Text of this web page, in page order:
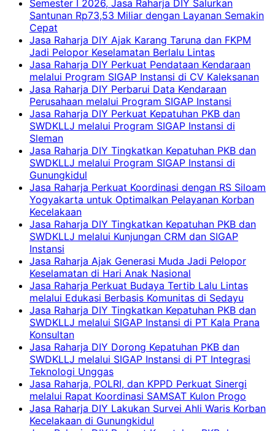
Semester I 2026, Jasa Raharja DIY Salurkan
Santunan Rp73,53 Miliar dengan Layanan Semakin
Cepat
Jasa Raharja DIY Ajak Karang Taruna dan FKPM
Jadi Pelopor Keselamatan Berlalu Lintas
Jasa Raharja DIY Perkuat Pendataan Kendaraan
melalui Program SIGAP Instansi di CV Kaleksanan
Jasa Raharja DIY Perbarui Data Kendaraan
Perusahaan melalui Program SIGAP Instansi
Jasa Raharja DIY Perkuat Kepatuhan PKB dan
SWDKLLJ melalui Program SIGAP Instansi di
Sleman
Jasa Raharja DIY Tingkatkan Kepatuhan PKB dan
SWDKLLJ melalui Program SIGAP Instansi di
Gunungkidul
Jasa Raharja Perkuat Koordinasi dengan RS Siloam
Yogyakarta untuk Optimalkan Pelayanan Korban
Kecelakaan
Jasa Raharja DIY Tingkatkan Kepatuhan PKB dan
SWDKLLJ melalui Kunjungan CRM dan SIGAP
Instansi
Jasa Raharja Ajak Generasi Muda Jadi Pelopor
Keselamatan di Hari Anak Nasional
Jasa Raharja Perkuat Budaya Tertib Lalu Lintas
melalui Edukasi Berbasis Komunitas di Sedayu
Jasa Raharja DIY Tingkatkan Kepatuhan PKB dan
SWDKLLJ melalui SIGAP Instansi di PT Kala Prana
Konsultan
Jasa Raharja DIY Dorong Kepatuhan PKB dan
SWDKLLJ melalui SIGAP Instansi di PT Integrasi
Teknologi Unggas
Jasa Raharja, POLRI, dan KPPD Perkuat Sinergi
melalui Rapat Koordinasi SAMSAT Kulon Progo
Jasa Raharja DIY Lakukan Survei Ahli Waris Korban
Kecelakaan di Gunungkidul